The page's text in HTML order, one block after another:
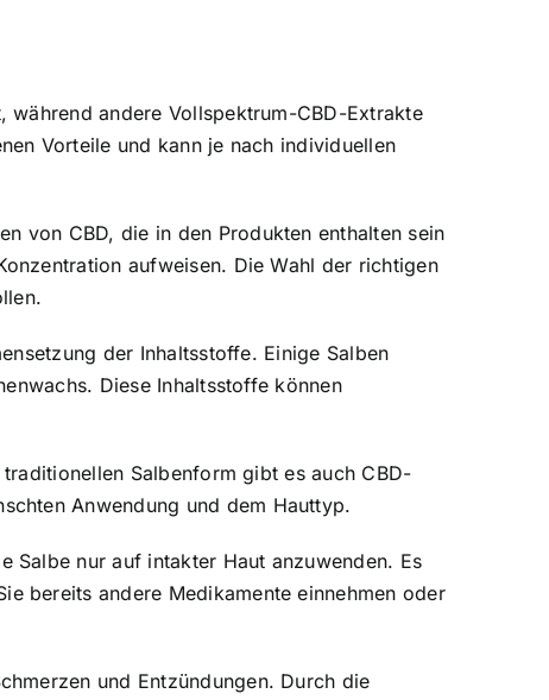
während andere Vollspektrum-CBD-Extrakte
Vorteile und kann je nach individuellen
von CBD, die in den Produkten enthalten sein
aufweisen. Die Wahl der richtigen
der Inhaltsstoffe. Einige Salben
Diese Inhaltsstoffe können
Salbenform gibt es auch CBD-
Anwendung und dem Hauttyp.
Salbe nur auf intakter Haut anzuwenden. Es
bereits andere Medikamente einnehmen oder
und Entzündungen. Durch die